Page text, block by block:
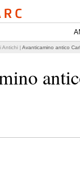
Antichi | Avanticamino antico